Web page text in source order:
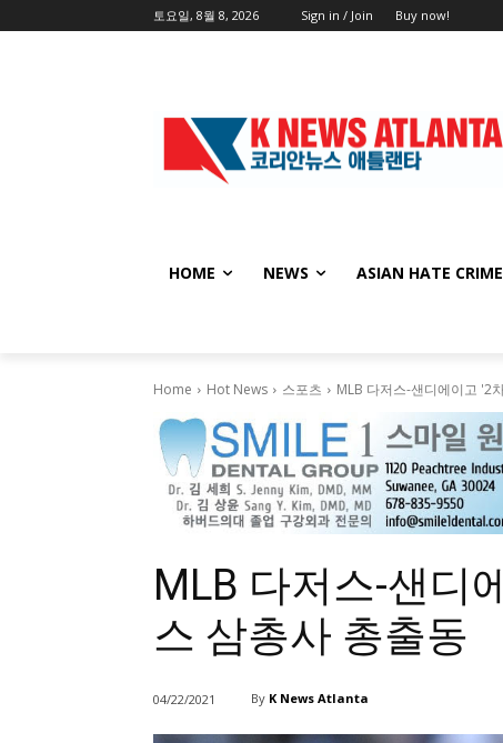
토요일, 8월 8, 2026 Sign in / Join Buy now!
HOME NEWS ASIAN HATE CRIME
Home Hot News 스포츠 MLB 다저스-샌디에이고 '2
MLB 다저스-샌디
스 삼총사 총출동
04/22/2021 By K News Atlanta